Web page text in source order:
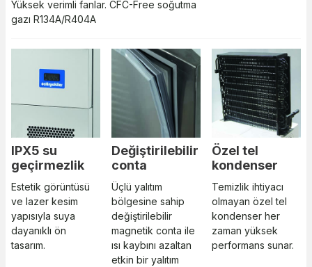
Yüksek verimli fanlar. CFC-Free soğutma
gazı R134A/R404A​​​​​​​
IPX5 su
geçirmezlik
Estetik görüntüsü
ve lazer kesim
yapısıyla suya
dayanıklı ön
tasarım.
Değiştirilebilir
conta
Üçlü yalıtım
bölgesine sahip
değiştirilebilir
magnetik conta ile
ısı kaybını azaltan
etkin bir yalıtım
Özel tel
kondenser
Temizlik ihtiyacı
olmayan özel tel
kondenser her
zaman yüksek
performans sunar.​​​​​​​​​​​​​​​​​​​​​